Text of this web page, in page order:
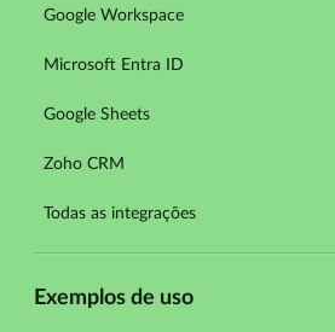
Google Workspace
Microsoft Entra ID
Google Sheets
Zoho CRM
Todas as integrações
Exemplos de uso